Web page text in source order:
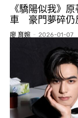
《驕陽似我》
車 豪門夢碎仍
廖 育婉 - 2026-01-07